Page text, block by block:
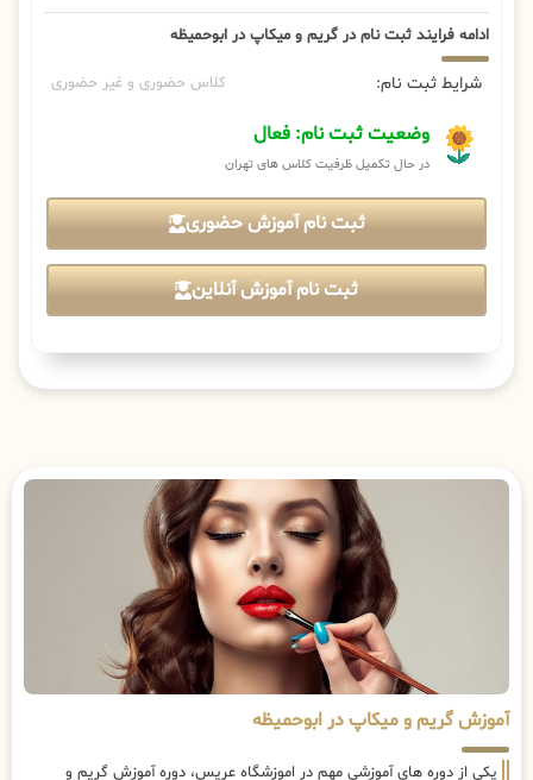
ادامه فرایند ثبت نام در گریم و میکاپ در ابوحمیظه
شرایط ثبت نام: کلاس حضوری و غیر حضوری
وضعیت ثبت نام: فعال
در حال تکمیل ظرفیت کلاس های تهران
ثبت نام آموزش حضوری
ثبت نام آموزش آنلاین
آموزش گریم و میکاپ در ابوحمیظه
یکی از دوره های آموزشی مهم در اموزشگاه عریس، دوره آموزش گریم و